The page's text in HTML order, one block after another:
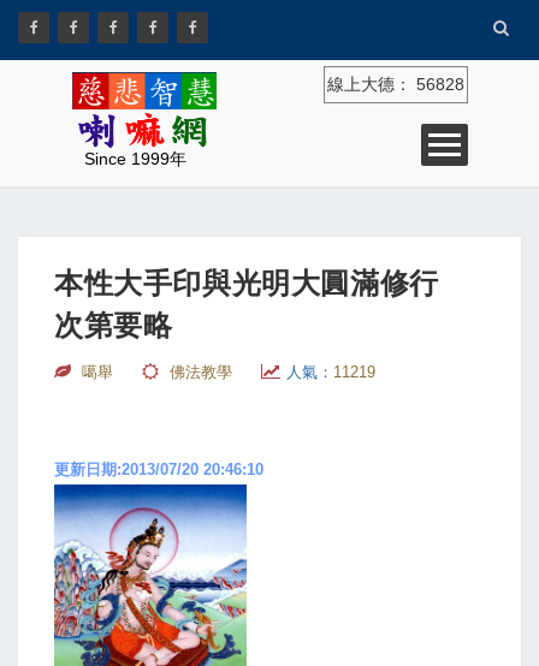
Since 1999年
線上大德： 56828
本性大手印與光明大圓滿修行
次第要略
噶舉 佛法教學 人氣： 11219
更新日期:2013/07/20 20:46:10